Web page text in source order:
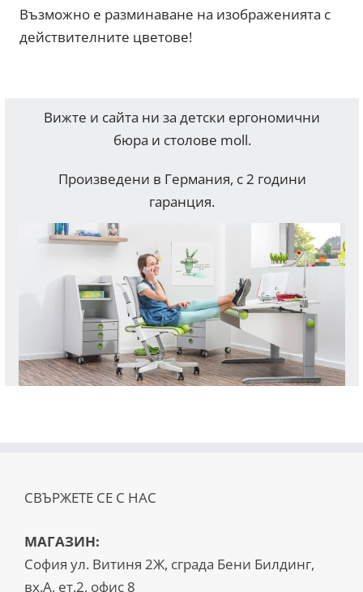
Възможно е разминаване на изображенията с
действителните цветове!
Вижте и сайта ни за детски ергономични
бюра и столове moll.
Произведени в Германия, с 2 години
гаранция.
СВЪРЖЕТЕ СЕ С НАС
МАГАЗИН:
София ул. Витиня 2Ж, сграда Бени Билдинг,
вх.А, ет.2, офис 8